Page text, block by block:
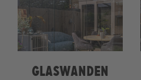
Glaswanden